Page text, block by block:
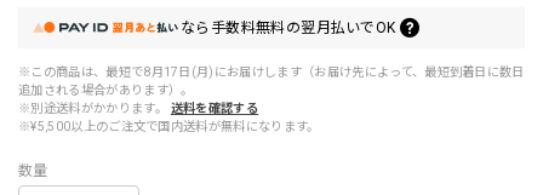
なら 手数料無料の翌月払いでOK
※この商品は、最短で8月17日(月)にお届けします（お届け先によって、最短到着日に数日
追加される場合があります）。
※別途送料がかかります。
送料を確認する
※¥5,500以上のご注文で国内送料が無料になります。
数量